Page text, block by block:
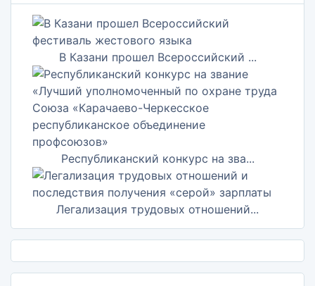
В Казани прошел Всероссийский ...
Республиканский конкурс на зва...
Легализация трудовых отношений...